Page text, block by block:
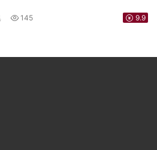
145 9.9